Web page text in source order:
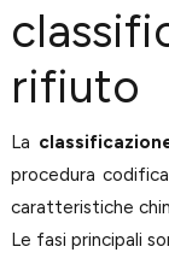
rifiuto
La
procedura
caratteristiche
Le fasi principali